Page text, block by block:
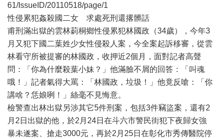
61/IssueID/20110518/page/1
性侵累犯姦殺國二女 求處死刑還撂髒話
甫刑滿出獄的雲林莿桐鄉性侵累犯林國政（34歲），今年3
月又犯下國二葉姓少女性侵殺人案，今全案起訴移審，從雲
林看守所被提審的林國政，收押近2個月，面對記者高聲
問：「你為什麼殺葉小妹？」他滿臉不屑的回答：「叫魂
哦！」記者氣得大罵：「林國政，垃圾！」他竟反嗆：「你
講啥？恁娘咧！」絲毫不見悔意。
檢警查出林出獄另涉其它5件刑案，包括3件竊盜案，還有2
月2日出獄的他，於2月24日在斗六市警民街犯下夜歸女強
暴未遂案、搶走3000元，再於2月25日在彰化市秀傳醫院停